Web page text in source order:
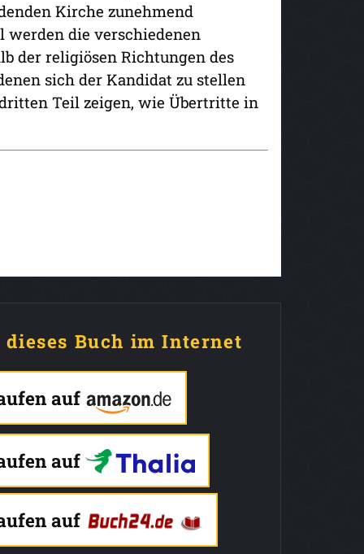
Kirche zunehmend
werden die verschiedenen
der religiösen Richtungen des
sich der Kandidat zu stellen
Teil zeigen, wie Übertritte in
dieses Buch im Internet
auf
auf
auf